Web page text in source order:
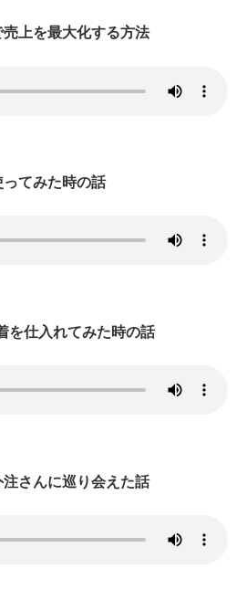
上を最大化する方法
てみた時の話
を仕入れてみた時の話
さんに巡り会えた話